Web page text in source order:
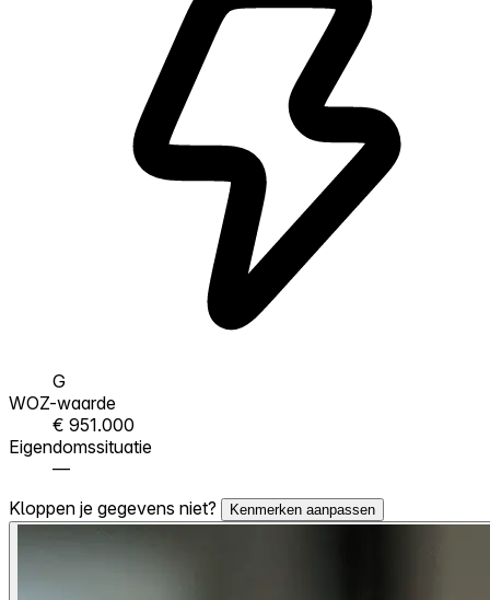
G
WOZ-waarde
€ 951.000
Eigendomssituatie
—
Kloppen je gegevens niet?
Kenmerken aanpassen